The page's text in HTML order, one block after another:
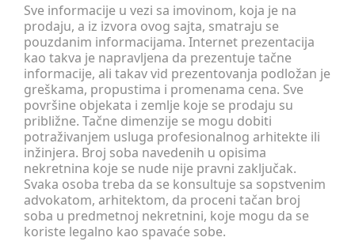
Sve informacije u vezi sa imovinom, koja je na
prodaju, a iz izvora ovog sajta, smatraju se
pouzdanim informacijama. Internet prezentacija
kao takva je napravljena da prezentuje tačne
informacije, ali takav vid prezentovanja podložan je
greškama, propustima i promenama cena. Sve
površine objekata i zemlje koje se prodaju su
približne. Tačne dimenzije se mogu dobiti
potraživanjem usluga profesionalnog arhitekte ili
inžinjera. Broj soba navedenih u opisima
nekretnina koje se nude nije pravni zaključak.
Svaka osoba treba da se konsultuje sa sopstvenim
advokatom, arhitektom, da proceni tačan broj
soba u predmetnoj nekretnini, koje mogu da se
koriste legalno kao spavaće sobe.